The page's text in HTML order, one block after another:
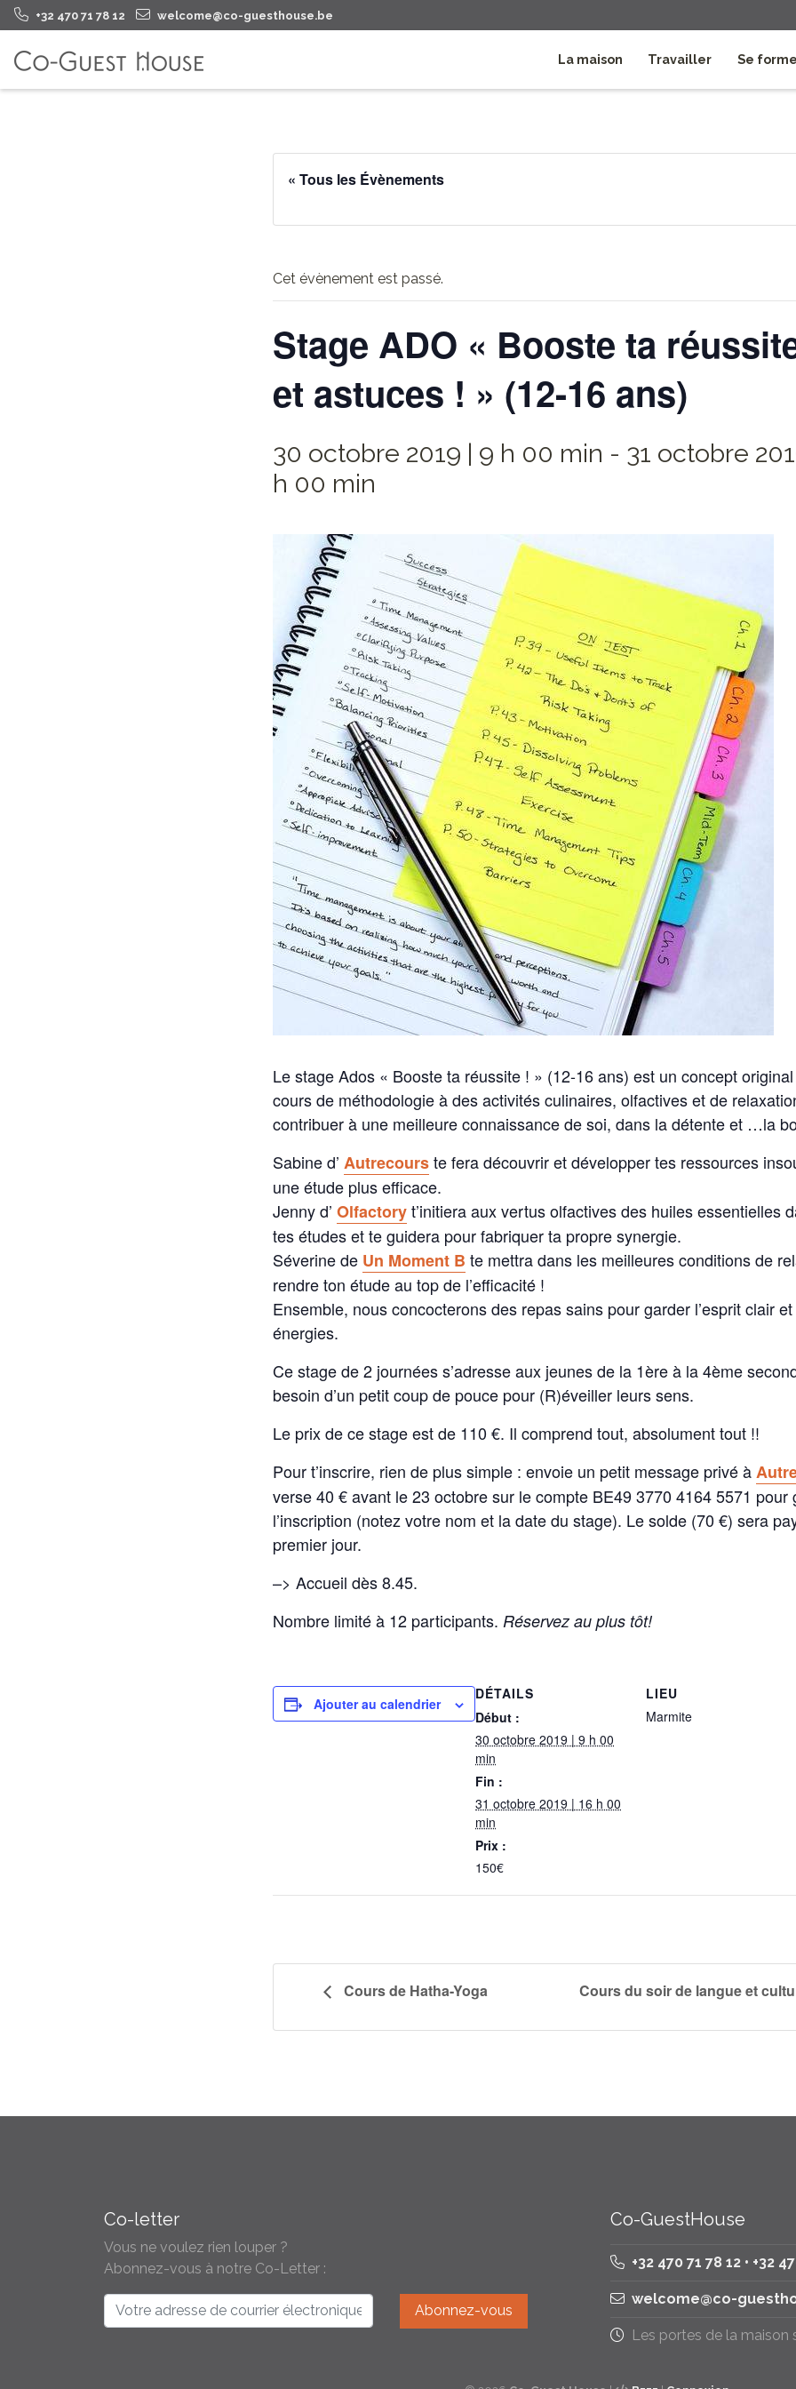
+32 470 71 78 12 welcome@co-guesthouse.be
La maison Travailler Se
« Tous les Évènements
Cet évènement est passé.
Stage ADO « Booste ta
et astuces ! » (12-16 ans)
30 octobre 2019 | 9 h 00 min - 31 octobre
h 00 min
Le stage Ados « Booste ta réussite ! » (12-16 ans) est un concept
cours de méthodologie à des activités culinaires, olfactives et de
contribuer à une meilleure connaissance de soi, dans la détente et …la
Sabine d’ Autrecourste fera découvrir et développer tes ressources
une étude plus efficace.
Jenny d’ Olfactoryt’initiera aux vertus olfactives des huiles essentielles
tes études et te guidera pour fabriquer ta propre synergie.
Séverine de Un Moment B te mettra dans les meilleures conditions de
rendre ton étude au top de l’efficacité !
Ensemble, nous concocterons des repas sains pour garder l’esprit clair
énergies.
Ce stage de 2 journées s’adresse aux jeunes de la 1ère à la 4ème
besoin d’un petit coup de pouce pour (R)éveiller leurs sens.
Le prix de ce stage est de 110 €. Il comprend tout, absolument tout !!
Pour t’inscrire, rien de plus simple : envoie un petit message privé à
verse 40 € avant le 23 octobre sur le compte BE49 3770 4164 5571 pour
l’inscription (notez votre nom et la date du stage). Le solde (70 €) sera
premier jour.
–> Accueil dès 8.45.
Nombre limité à 12 participants. Réservez au plus tôt!
Ajouter au calendrier
DÉTAILS
Début :
30 octobre 2019 | 9 h 00
min
Fin :
31 octobre 2019 | 16 h 00
min
Prix :
150€
LIEU
Marmite
Cours de Hatha-Yoga Cours du soir de langue et
Co-letter
Vous ne voulez rien louper ?
Abonnez-vous à notre Co-Letter :
Co-GuestHouse
+32 470 71 78 12 • +32
welcome@co-
Les portes de la maison